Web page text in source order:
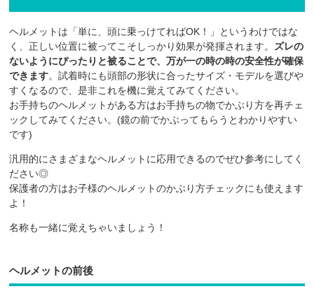
ヘルメットは「単に、頭に乗っけてればOK！」というわけではな
く、正しい位置に被ってこそしっかり効果が発揮されます。 ズレの
ないようにぴったりと被ることで、万が一の時の時の安全性が確保
できます。試着時にも頭部の形状に合ったサイズ・モデルを選びや
すくなるので、是非これを機に覚えてみてください。
お手持ちのヘルメットがある方はお手持ちの物でかぶり方を再チェ
ックしてみてください。(鏡の前でかぶってもらうとわかりやすい
です)
汎用的にさまざまなヘルメットに応用できるのでぜひ参考にしてく
ださい◎
保護者の方はお子様のヘルメットのかぶり方チェックにも使えます
よ！
名称も一緒に覚えちゃいましょう！
ヘルメットの前後